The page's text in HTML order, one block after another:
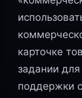
карточке
задании
поддержки